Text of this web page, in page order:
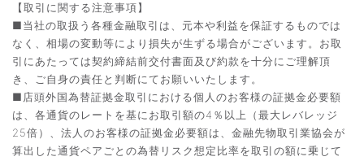
【取引に関する注意事項】
■当社の取扱う各種金融取引は、元本や利益を保証するものでは
なく、相場の変動等により損失が生ずる場合がございます。お取
引にあたっては契約締結前交付書面及び約款を十分にご理解頂
き、ご自身の責任と判断にてお願いいたします。
■店頭外国為替証拠金取引における個人のお客様の証拠金必要額
は、各通貨のレートを基にお取引額の4％以上（最大レバレッジ
25倍）、法人のお客様の証拠金必要額は、金融先物取引業協会が
算出した通貨ペアごとの為替リスク想定比率を取引の額に乗じて